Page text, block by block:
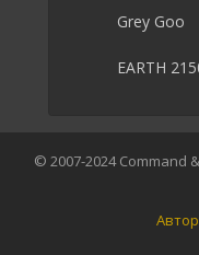
Grey Goo
EARTH
© 2007-2024 Command